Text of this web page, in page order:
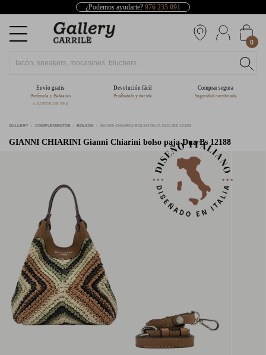
¿Podemos ayudarte? 976 235 091
0
Envío gratis
Península y Baleares
A PARTIR DE 39 €
Devolución fácil
Pruébatelo y decide
Comprar segura
Seguridad certificada
GALLERY COMPLEMENTOS BOLSOS GIANNI CHIARINI BOLSO PAJA DUA BS 12188
GIANNI CHIARINI Gianni Chiarini bolso paja Dua Bs 12188